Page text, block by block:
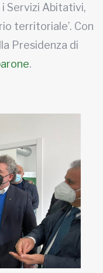
Servizi Abitativi,
territoriale’. Con
Presidenza di
.